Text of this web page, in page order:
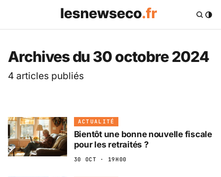
Les News Eco .fr —
Archives du 30 octobre 2024
4 articles publiés
ACTUALITÉ
Bientôt une bonne nouvelle fiscale
pour les retraités ?
30 OCT · 19H00